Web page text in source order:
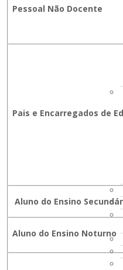
Pessoal Não Docente
Pais e Encarregados de
Aluno do Ensino
Aluno do Ensino Noturno